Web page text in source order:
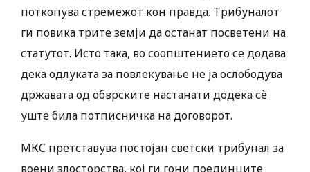
поткопува стремежот кон правда. Трибуналот
ги повика трите земји да останат посветени на
статутот. Исто така, во соопштението се додава
дека одлуката за повлекување не ја ослободува
државата од обврските настанати додека сè
уште била потписничка на договорот.
МКС претставува постојан светски трибунал за
воени злосторства, кој ги гони поединците